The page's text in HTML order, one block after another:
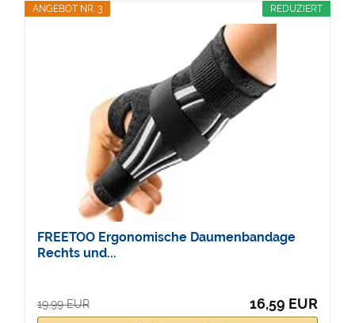
REDUZIERT
ANGEBOT NR. 3
FREETOO Ergonomische Daumenbandage
Rechts und...
19,99 EUR 16,59 EUR